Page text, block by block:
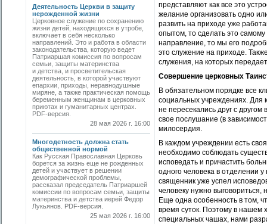
Деятельность Церкви в защиту
нерожденной жизни
Церковное служение по сохранению
жизни детей, находящихся в утробе,
включает в себя несколько
направлений. Это и работа в области
законодательства, которую ведет
Патриаршая комиссия по вопросам
семьи, защиты материнства
и детства, и просветительская
деятельность, в которой участвуют
епархии, приходы, неравнодушные
миряне, а также практическая помощь
беременным женщинам в церковных
приютах и гуманитарных центрах.
PDF-версия.
28 мая 2026 г. 16:00
Многодетность должна стать
общественной нормой
Как Русская Православная Церковь
борется за жизнь еще не рожденных
детей и участвует в решении
демографической проблемы,
рассказал председатель Патриаршей
комиссии по вопросам семьи, защиты
материнства и детства иерей Федор
Лукьянов. PDF-версия.
25 мая 2026 г. 16:00
представляют как все это
желание организовать одно
развить на приходе уже
опытом, то сделать это
направление, то мы его
это служение на приходе.
служения, на которых
Совершение церковных
В обязательном порядке все
социальных учреждениях. Для
не пересекались друг с
свое послушание (в
милосердия.
В каждом учреждении есть
необходимо соблюдать
исповедать и причастить
одного человека в отделении
священник уже успел
человеку нужно
Еще одна особенность в том,
время суток. Поэтому в нашем
специальных чашах, нами